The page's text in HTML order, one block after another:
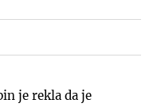
je rekla da je